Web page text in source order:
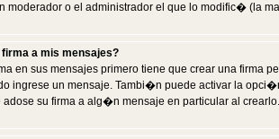
moderador o el administrador el que lo modific� (la
a mis mensajes?
en sus mensajes primero tiene que crear una firma
ingrese un mensaje. Tambi�n puede activar la
adose su firma a alg�n mensaje en particular al crearlo.